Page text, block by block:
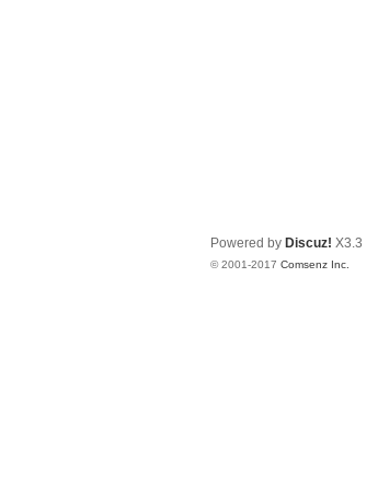
Powered by Discuz! X3.3
© 2001-2017 Comsenz Inc.